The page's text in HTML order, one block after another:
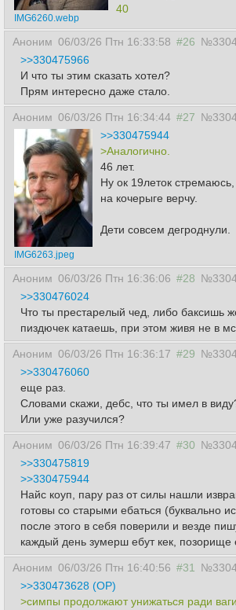
IMG6260.webp
40
Аноним 06/03/26 Птн 16:33:58 #26
>>330475966
И что ты этим сказать хотел?
Прям интересно даже стало.
Аноним 06/03/26 Птн 16:34:44 #27
IMG6263.jpeg
>>330475944
>Аналогично.
46 лет.
Ну ок 19леток
на кочерыге верчу.
Дети совсем дегроднули.
Аноним 06/03/26 Птн 16:36:06 #28
>>330476024
Что ты престарелый чед, либо баксишь
пиздючек катаешь, при этом живя не в
Аноним 06/03/26 Птн 16:36:17 #29
>>330476060
еще раз.
Словами скажи, дебс, что ты имел в
Или уже разучился?
Аноним 06/03/26 Птн 16:39:47 #30
>>330475819
>>330475944
Найс коуп, пару раз от силы нашли
готовы со старыми ебаться (буквально
после этого в себя поверили и везде
каждый день зумерш ебут кек, позорище
Аноним 06/03/26 Птн 16:40:56 #31
>>330473628 (OP)
>симпы продолжают унижаться ради